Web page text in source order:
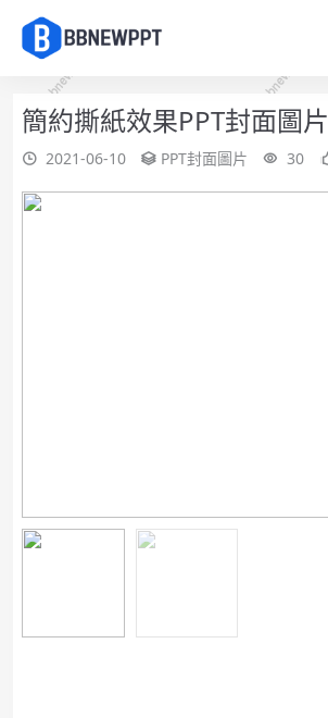
簡約撕紙效果PPT封面圖片
2021-06-10 PPT封面圖片 30